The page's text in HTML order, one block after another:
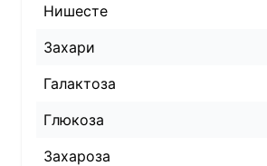
Нишесте
Захари
Галактоза
Глюкоза
Захароза